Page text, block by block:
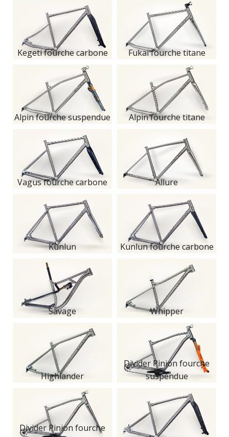
Kegeti fourche carbone Fukai fourche titane
Alpin fourche suspendue Alpin fourche titane
Vagus fourche carbone Allure
Kunlun Kunlun fourche carbone
Savage Whipper
Highlander
Divider Pinion fourche
suspendue
Divider Pinion fourche